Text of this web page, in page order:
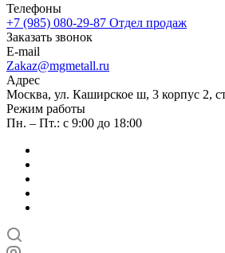
Телефоны
+7 (985) 080-29-87 Отдел продаж
Заказать звонок
E-mail
Zakaz@mgmetall.ru
Адрес
Москва, ул. Каширское ш, 3 корпус 2,
Режим работы
Пн. – Пт.: с 9:00 до 18:00